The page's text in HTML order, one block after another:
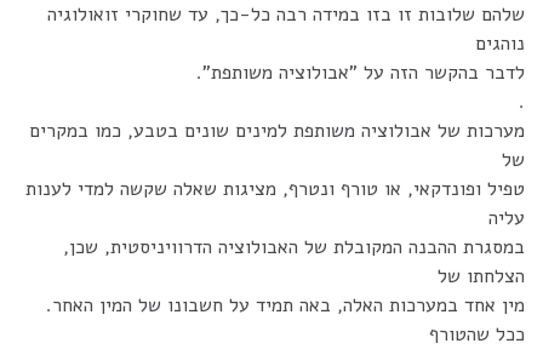
שלהם שלובות זו בזו במידה רבה כל-כך, עד שחוקרי זואולוגיה
נוהגים
לדבר בהקשר הזה על "אבולוציה משותפת".
.
מערכות של אבולוציה משותפת למינים שונים בטבע, כמו במקרים
של
טפיל ופונדקאי, או טורף ונטרף, מציגות שאלה שקשה למדי לענות
עליה
במסגרת ההבנה המקובלת של האבולוציה הדרוויניסטית, שכן,
הצלחתו של
מין אחד במערכות האלה, באה תמיד על חשבונו של המין האחר.
ככל שהטורף